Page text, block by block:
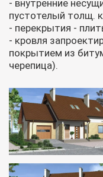
- внутренние
пустотелый толщ.
- перекрытия -
- кровля
покрытием из
черепица).